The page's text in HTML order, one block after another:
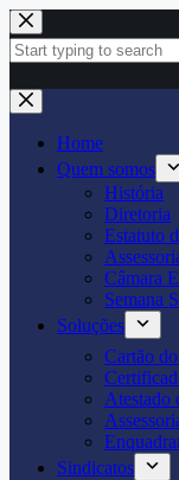
Pular
para
o
Home
Quem somos
História
Diretoria
Estatuto
Câmara
Semana S
Soluções
Cartão
Atestado
Sindicatos